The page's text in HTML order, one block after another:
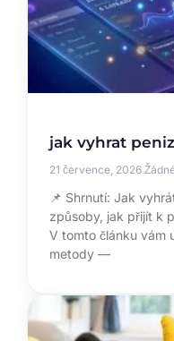
jak vyhrat
21 července, 2026
📌 Shrnutí: Jak
způsoby, jak přijít k
V tomto článku vám
metody —